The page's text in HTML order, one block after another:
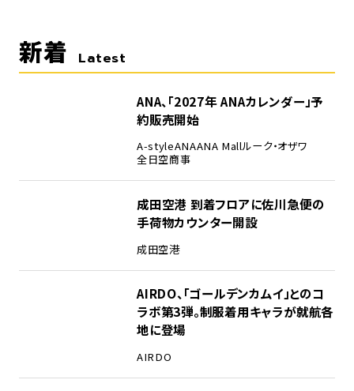
新着 Latest
ANA、「2027年 ANAカレンダー」予
約販売開始
A-styleANAANA Mallルーク・オザワ
全日空商事
成田空港 到着フロアに佐川急便の
手荷物カウンター開設
成田空港
AIRDO、「ゴールデンカムイ」とのコ
ラボ第3弾。制服着用キャラが就航各
地に登場
AIRDO